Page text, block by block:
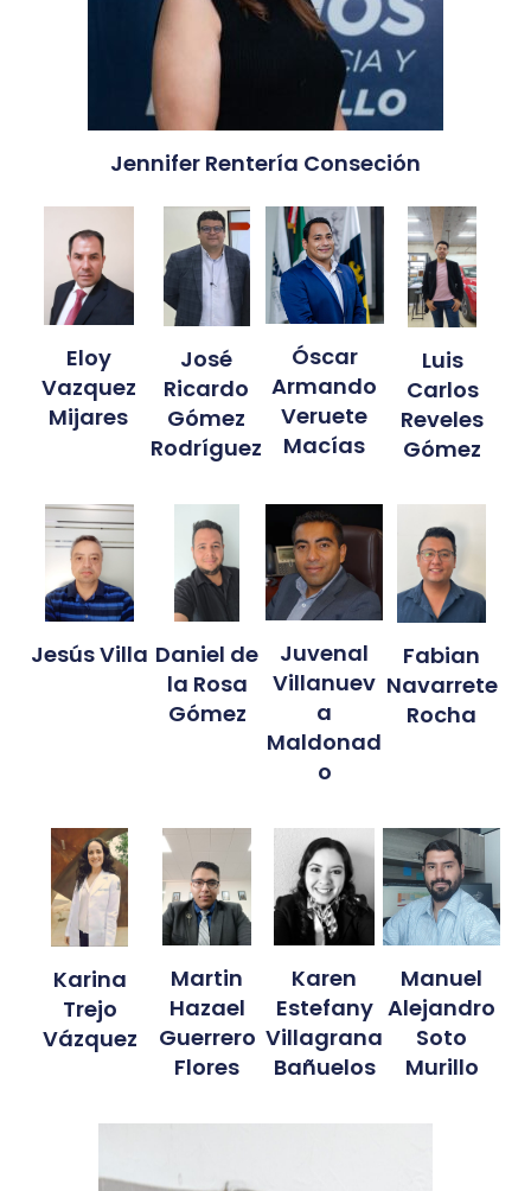
Jennifer Rentería Conseción
Eloy
Vazquez
Mijares
José
Ricardo
Gómez
Rodríguez
Óscar
Armando
Veruete
Macías
Luis
Carlos
Reveles
Gómez
Jesús Villa Daniel de
la Rosa
Gómez
Juvenal
Villanuev
a
Maldonad
o
Fabian
Navarrete
Rocha
Karina
Trejo
Vázquez
Martin
Hazael
Guerrero
Flores
Karen
Estefany
Villagrana
Bañuelos
Manuel
Alejandro
Soto
Murillo